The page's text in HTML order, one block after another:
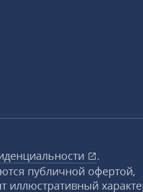
.
публичной офертой,
иллюстративный